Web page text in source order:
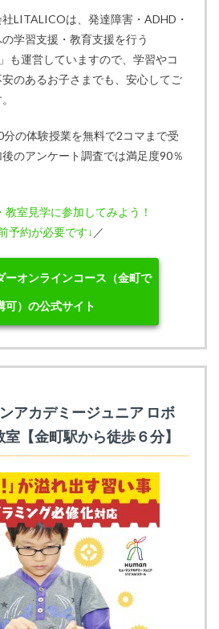
LITALICOは、発達障害・ADHD・
学習支援・教育支援を行う
も運営していますので、学習やコ
のあるお子さまでも、安心してご
の体験授業を無料で2コマまで受
のアンケート調査では満足度90％
教室見学に参加してみよう！
予約が必要です↓ ／
ーオンラインコース（金町で
可）の公式サイト
アカデミージュニア ロボ
【金町駅から徒歩６分】